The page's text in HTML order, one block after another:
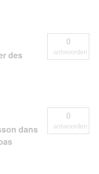
des
0
antwoorden
dans
0
antwoorden